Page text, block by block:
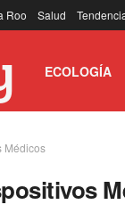
Roo Salud
ECOLOGÍA
Médicos